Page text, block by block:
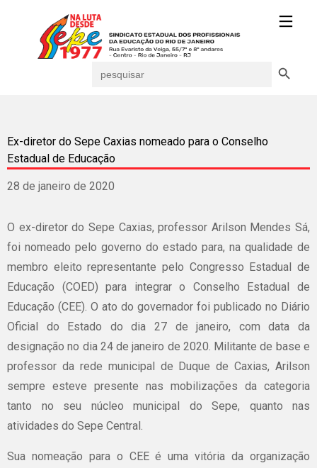
for:
Ex-diretor do Sepe Caxias nomeado para o Conselho
Estadual de Educação
28 de janeiro de 2020
O ex-diretor do Sepe Caxias, professor Arilson Mendes Sá,
foi nomeado pelo governo do estado para, na qualidade de
membro eleito representante pelo Congresso Estadual de
Educação (COED) para integrar o Conselho Estadual de
Educação (CEE). O ato do governador foi publicado no Diário
Oficial do Estado do dia 27 de janeiro, com data da
designação no dia 24 de janeiro de 2020. Militante de base e
professor da rede municipal de Duque de Caxias, Arilson
sempre esteve presente nas mobilizações da categoria
tanto no seu núcleo municipal do Sepe, quanto nas
atividades do Sepe Central.
Sua nomeação para o CEE é uma vitória da organização